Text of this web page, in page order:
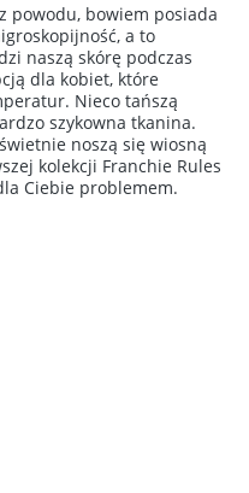
powodu, bowiem posiada
a to
naszą skórę podczas
dla kobiet, które
Nieco tańszą
szykowna tkanina.
noszą się wiosną
kolekcji Franchie Rules
Ciebie problemem.